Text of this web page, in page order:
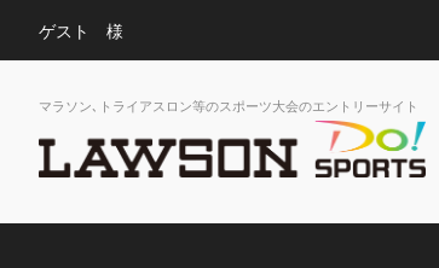
ゲスト 様
マラソン､トライアスロン等のスポーツ大会のエントリーサイト